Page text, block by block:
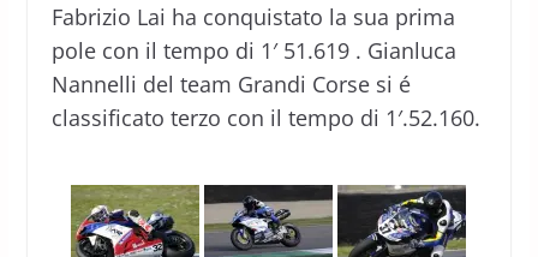
Fabrizio Lai ha conquistato la sua prima
pole con il tempo di 1′ 51.619 . Gianluca
Nannelli del team Grandi Corse si é
classificato terzo con il tempo di 1′.52.160.